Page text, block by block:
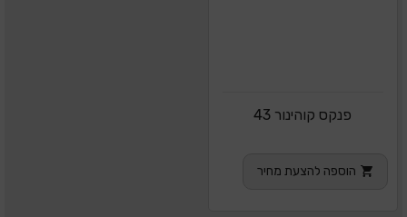
פנקס קוהינור 43
הוספה להצעת מחיר